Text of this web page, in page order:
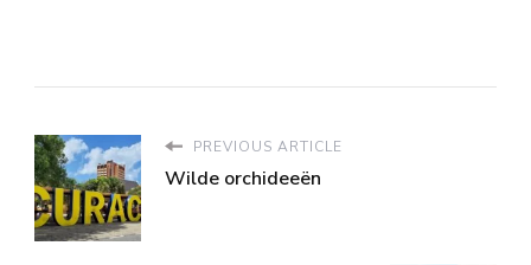
PREVIOUS ARTICLE
Wilde orchideeën